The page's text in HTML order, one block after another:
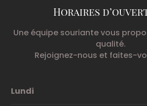
Horaires
Une équipe souriante vous
qualité.
Rejoignez-nous et faites-
Lundi